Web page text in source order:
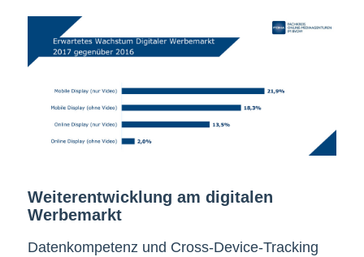
Weiterentwicklung am digitalen
Werbemarkt
Datenkompetenz und Cross-Device-Tracking